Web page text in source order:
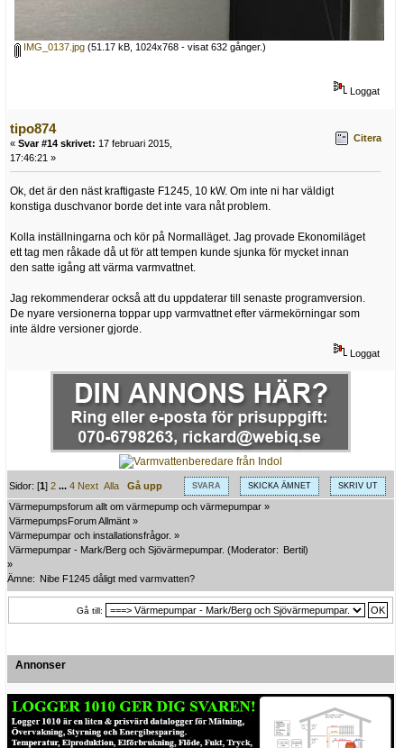
IMG_0137.jpg (51.17 kB, 1024x768 - visat 632 gånger.)
Loggat
tipo874
« Svar #14 skrivet: 17 februari 2015,
17:46:21 »
Citera
Ok, det är den näst kraftigaste F1245, 10 kW. Om inte ni har väldigt
konstiga duschvanor borde det inte vara nåt problem.
Kolla inställningarna och kör på Normalläget. Jag provade Ekonomiläget
ett tag men råkade då ut för att tempen kunde sjunka för mycket innan
den satte igång att värma varmvattnet.
Jag rekommenderar också att du uppdaterar till senaste programversion.
De nyare versionerna toppar upp varmvattnet efter värmekörningar som
inte äldre versioner gjorde.
Loggat
SVARA SKICKA ÄMNET SKRIV UT
Sidor: [1]2 ...4 Next Alla
Gå upp
Värmepumpsforum allt om värmepump och värmepumpar »
VärmepumpsForum Allmänt »
Värmepumpar och installationsfrågor. »
Värmepumpar - Mark/Berg och Sjövärmepumpar. (Moderator: Bertil)
»
Ämne: Nibe F1245 dåligt med varmvatten?
Gå till:
Annonser